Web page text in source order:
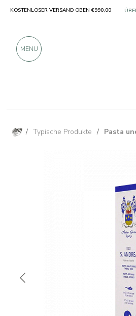
/ Typische Produkte / Pasta
KOSTENLOSER VERSAND OBEN €990,00
MENU